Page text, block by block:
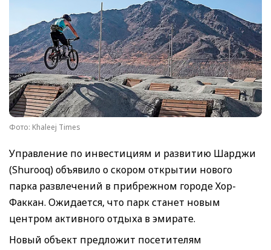
Фото: Khaleej Times
Управление по инвестициям и развитию Шарджи
(Shurooq) объявило о скором открытии нового
парка развлечений в прибрежном городе Хор-
Факкан. Ожидается, что парк станет новым
центром активного отдыха в эмирате.
Новый объект предложит посетителям